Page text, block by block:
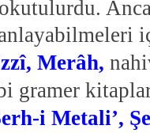
Merâh,
gramer
i Metali’,